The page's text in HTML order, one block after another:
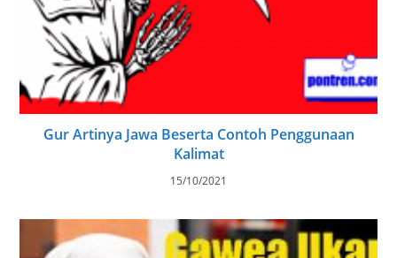
Gur Artinya Jawa Beserta Contoh Penggunaan
Kalimat
15/10/2021